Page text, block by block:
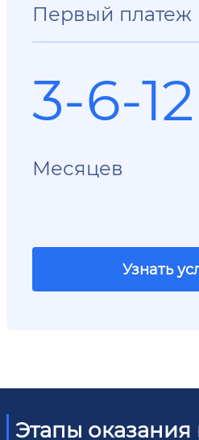
Первый платеж
3-6-12
Месяцев
Узнать
Этапы оказания